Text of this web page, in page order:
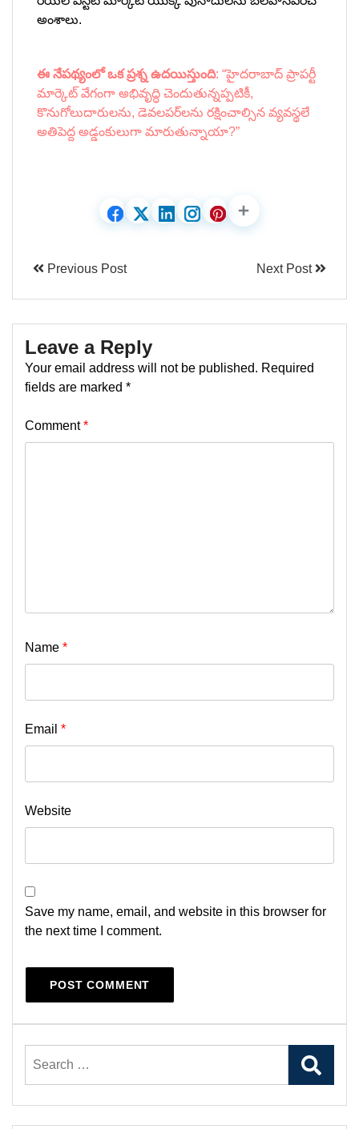
అంశాలు.
ఈ నేపథ్యంలో ఒక ప్రశ్న ఉదయిస్తుంది: “హైదరాబాద్ ప్రాపర్టీ
మార్కెట్ వేగంగా అభివృద్ధి చెందుతున్నప్పటికీ,
కొనుగోలుదారులను, డెవలపర్‌లను రక్షించాల్సిన వ్యవస్థలే
అతిపెద్ద అడ్డంకులుగా మారుతున్నాయా?”
Previous Post Next Post
Leave a Reply
Your email address will not be published. Required
fields are marked *
Comment*
Name *
Email *
Website
Save my name, email, and website in this browser for
the next time I comment.